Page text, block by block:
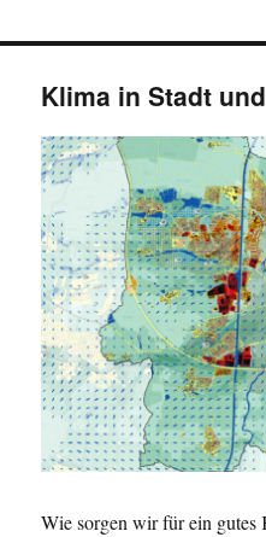
Klima in Stadt
Wie sorgen wir für ein gutes